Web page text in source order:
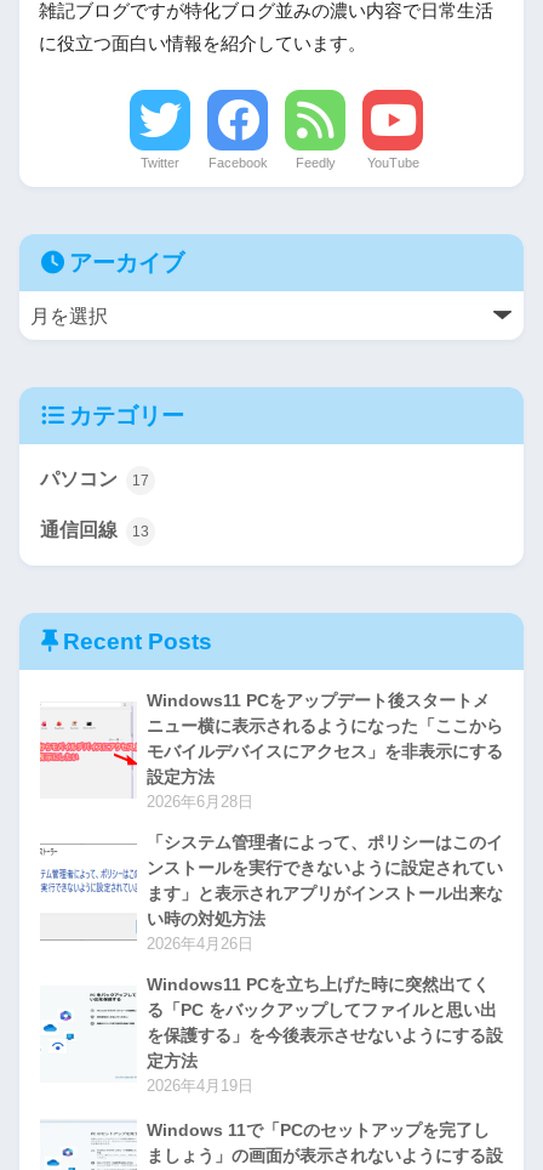
雑記ブログですが特化ブログ並みの濃い内容で日常生活
に役立つ面白い情報を紹介しています。
Twitter Facebook Feedly YouTube
アーカイブ
カテゴリー
パソコン 17
通信回線 13
Recent Posts
Windows11 PCをアップデート後スタートメ
ニュー横に表示されるようになった「ここから
モバイルデバイスにアクセス」を非表示にする
設定方法
2026年6月28日
「システム管理者によって、ポリシーはこのイ
ンストールを実行できないように設定されてい
ます」と表示されアプリがインストール出来な
い時の対処方法
2026年4月26日
Windows11 PCを立ち上げた時に突然出てく
る「PC をバックアップしてファイルと思い出
を保護する」を今後表示させないようにする設
定方法
2026年4月19日
Windows 11で「PCのセットアップを完了し
ましょう」の画面が表示されないようにする設